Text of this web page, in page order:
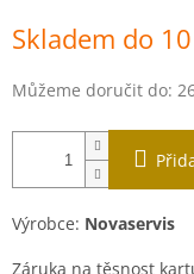
cena:
Skladem do
Můžeme doručit do:
Výrobce: Novaservis
Záruka na těsnost